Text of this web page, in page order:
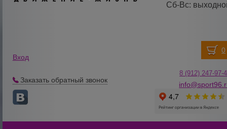
Сб-Вс:
Вход
Заказать обратный звонок
8 (912) 247-97-